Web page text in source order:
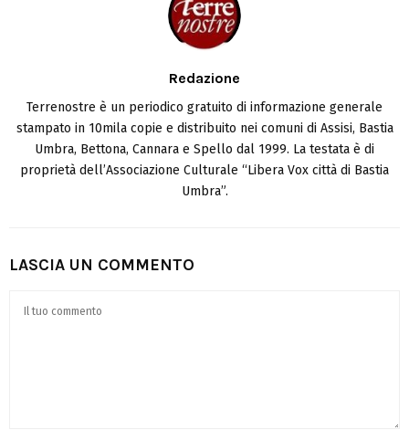
Redazione
Terrenostre è un periodico gratuito di informazione generale
stampato in 10mila copie e distribuito nei comuni di Assisi, Bastia
Umbra, Bettona, Cannara e Spello dal 1999. La testata è di
proprietà dell’Associazione Culturale “Libera Vox città di Bastia
Umbra”.
LASCIA UN COMMENTO